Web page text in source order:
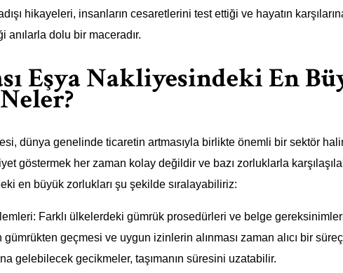
hikayeleri, insanların cesaretlerini test ettiği ve hayatın
anılarla dolu bir maceradır.
Eşya Nakliyesindeki En
dünya genelinde ticaretin artmasıyla birlikte önemli bir sektör
göstermek her zaman kolay değildir ve bazı zorluklarla
en büyük zorlukları şu şekilde sıralayabiliriz:
Farklı ülkelerdeki gümrük prosedürleri ve belge
gümrükten geçmesi ve uygun izinlerin alınması zaman alıcı bir
gelebilecek gecikmeler, taşımanın süresini uzatabilir.